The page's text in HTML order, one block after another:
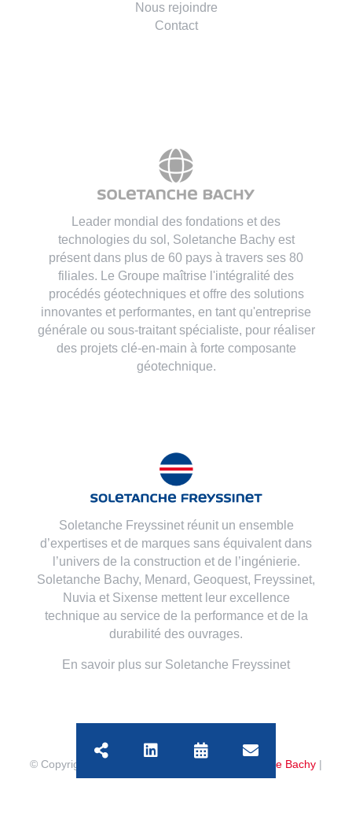
Nous rejoindre
Contact
Leader mondial des fondations et des
technologies du sol, Soletanche Bachy est
présent dans plus de 60 pays à travers ses 80
filiales. Le Groupe maîtrise l'intégralité des
procédés géotechniques et offre des solutions
innovantes et performantes, en tant qu'entreprise
générale ou sous-traitant spécialiste, pour réaliser
des projets clé-en-main à forte composante
géotechnique.
Soletanche Freyssinet réunit un ensemble
d’expertises et de marques sans équivalent dans
l’univers de la construction et de l’ingénierie.
Soletanche Bachy, Menard, Geoquest, Freyssinet,
Nuvia et Sixense mettent leur excellence
technique au service de la performance et de la
durabilité des ouvrages.
En savoir plus sur Soletanche Freyssinet
© Copyright Soletanche Bachy |